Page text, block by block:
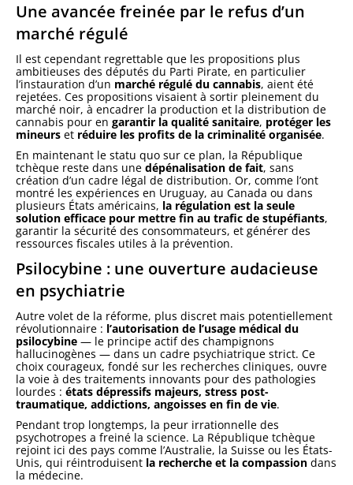
Une avancée freinée par le refus d’un
marché régulé
Il est cependant regrettable que les propositions plus
ambitieuses des députés du Parti Pirate, en particulier
l’instauration d’un marché régulé du cannabis, aient été
rejetées. Ces propositions visaient à sortir pleinement du
marché noir, à encadrer la production et la distribution de
cannabis pour en garantir la qualité sanitaire, protéger les
mineurs et réduire les profits de la criminalité organisée.
En maintenant le statu quo sur ce plan, la République
tchèque reste dans une dépénalisation de fait, sans
création d’un cadre légal de distribution. Or, comme l’ont
montré les expériences en Uruguay, au Canada ou dans
plusieurs États américains, la régulation est la seule
solution efficace pour mettre fin au trafic de stupéfiants,
garantir la sécurité des consommateurs, et générer des
ressources fiscales utiles à la prévention.
Psilocybine : une ouverture audacieuse
en psychiatrie
Autre volet de la réforme, plus discret mais potentiellement
révolutionnaire : l’autorisation de l’usage médical du
psilocybine — le principe actif des champignons
hallucinogènes — dans un cadre psychiatrique strict. Ce
choix courageux, fondé sur les recherches cliniques, ouvre
la voie à des traitements innovants pour des pathologies
lourdes : états dépressifs majeurs, stress post-
traumatique, addictions, angoisses en fin de vie.
Pendant trop longtemps, la peur irrationnelle des
psychotropes a freiné la science. La République tchèque
rejoint ici des pays comme l’Australie, la Suisse ou les États-
Unis, qui réintroduisent la recherche et la compassion dans
la médecine.